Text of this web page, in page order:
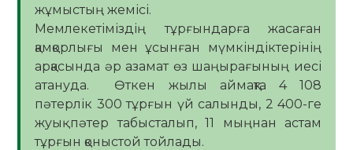
жұмыстың жемісі.
Мемлекетіміздің тұрғындарға жасаған
қамқорлығы мен ұсынған мүмкіндіктерінің
арқасында әр азамат өз шаңырағының иесі
атануда. Өткен жылы аймақта 4 108
пәтерлік 300 тұрғын үй салынды, 2 400-ге
жуық пәтер табысталып, 11 мыңнан астам
тұрғын қоныстой тойлады.